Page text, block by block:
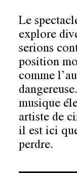
Le
explore
serions
position
comme
musique
artiste de
il est ici
perdre.